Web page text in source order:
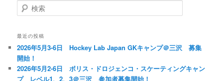
検
索
最近の投稿
2026年5月3-6日 Hockey Lab Japan GKキャンプ＠三沢 募集
開始！
2026年5月2-6日 ボリス・ドロジェンコ・スケーティングキャン
プ レベル1、2、3＠三沢 参加者募集開始！